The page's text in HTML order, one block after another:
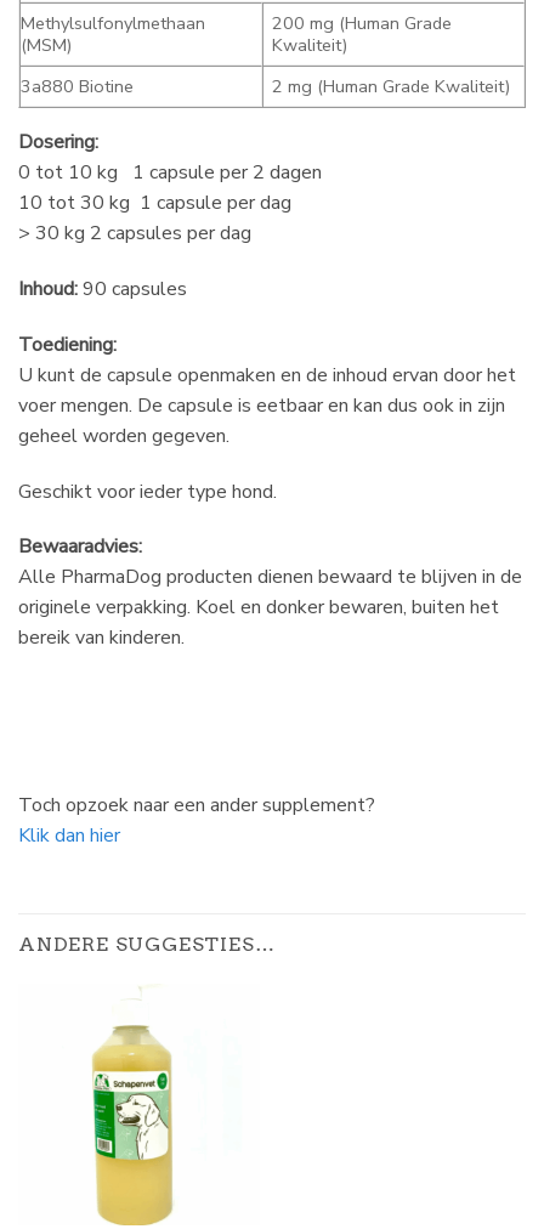
Methylsulfonylmethaan
(MSM)
200 mg (Human Grade
Kwaliteit)
3a880 Biotine
2 mg (Human Grade Kwaliteit)
Dosering:
0 tot 10 kg 1 capsule per 2 dagen
10 tot 30 kg 1 capsule per dag
> 30 kg 2 capsules per dag
Inhoud:90 capsules
Toediening:
U kunt de capsule openmaken en de inhoud ervan door het
voer mengen. De capsule is eetbaar en kan dus ook in zijn
geheel worden gegeven.
Geschikt voor ieder type hond.
Bewaaradvies:
Alle PharmaDog producten dienen bewaard te blijven in de
originele verpakking. Koel en donker bewaren, buiten het
bereik van kinderen.
Toch opzoek naar een ander supplement?
Klik dan hier
ANDERE SUGGESTIES…